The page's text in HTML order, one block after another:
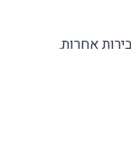
אחרות.